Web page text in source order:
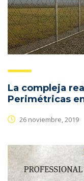
La compleja
Perimétricas
26 noviembre, 2019